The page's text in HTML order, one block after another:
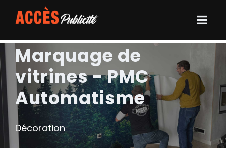
Marquage de
vitrines - PMC
Automatisme
Décoration